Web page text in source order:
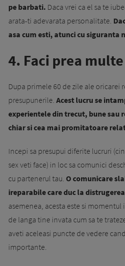
pe barbati. Daca vrei ca el sa te
arata-ti adevarata personalitate.
asa cum esti, atunci cu siguranta
4. Faci prea
Dupa primele 60 de zile ale oricarei
presupunerile. Acest lucru se
experientele din trecut, bune sau
chiar si cea mai promitatoare
Incepi sa presupui diferite lucruri
sex veti face) in loc sa comunici
cu partenerul tau. O comunicare
ireparabile care duc la
asemenea, acesta este si
de langa tine invata cum sa te
aveti aceleasi puncte de vedere
importante.